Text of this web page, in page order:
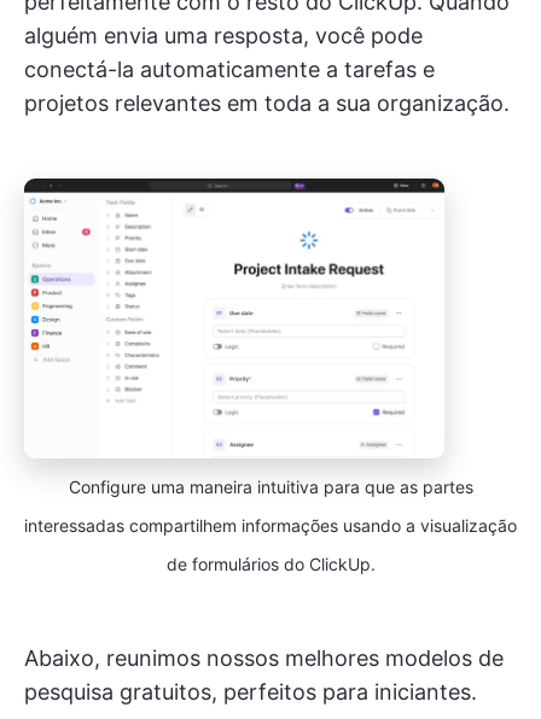
alguém envia uma resposta, você pode
conectá-la automaticamente a tarefas e
projetos relevantes em toda a sua organização.
Configure uma maneira intuitiva para que as partes
interessadas compartilhem informações usando a visualização
de formulários do ClickUp.
Abaixo, reunimos nossos melhores modelos de
pesquisa gratuitos, perfeitos para iniciantes.